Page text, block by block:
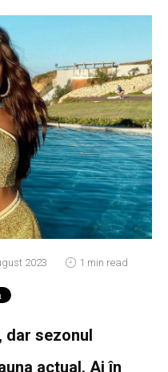
2023 1 min read
dar sezonul
actual. Ai în